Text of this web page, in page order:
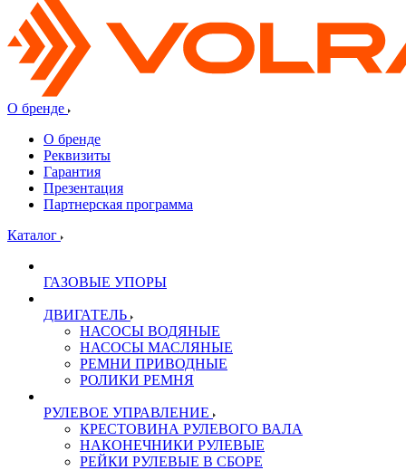
О бренде
О бренде
Реквизиты
Гарантия
Презентация
Партнерская программа
Каталог
ГАЗОВЫЕ УПОРЫ
ДВИГАТЕЛЬ
НАСОСЫ ВОДЯНЫЕ
НАСОСЫ МАСЛЯНЫЕ
РЕМНИ ПРИВОДНЫЕ
РОЛИКИ РЕМНЯ
РУЛЕВОЕ УПРАВЛЕНИЕ
КРЕСТОВИНА РУЛЕВОГО ВАЛА
НАКОНЕЧНИКИ РУЛЕВЫЕ
РЕЙКИ РУЛЕВЫЕ В СБОРЕ